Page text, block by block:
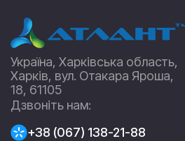
Україна, Харківська область,
Харків, вул. Отакара Яроша,
18, 61105
Дзвоніть нам:
+38 (067) 138-21-88